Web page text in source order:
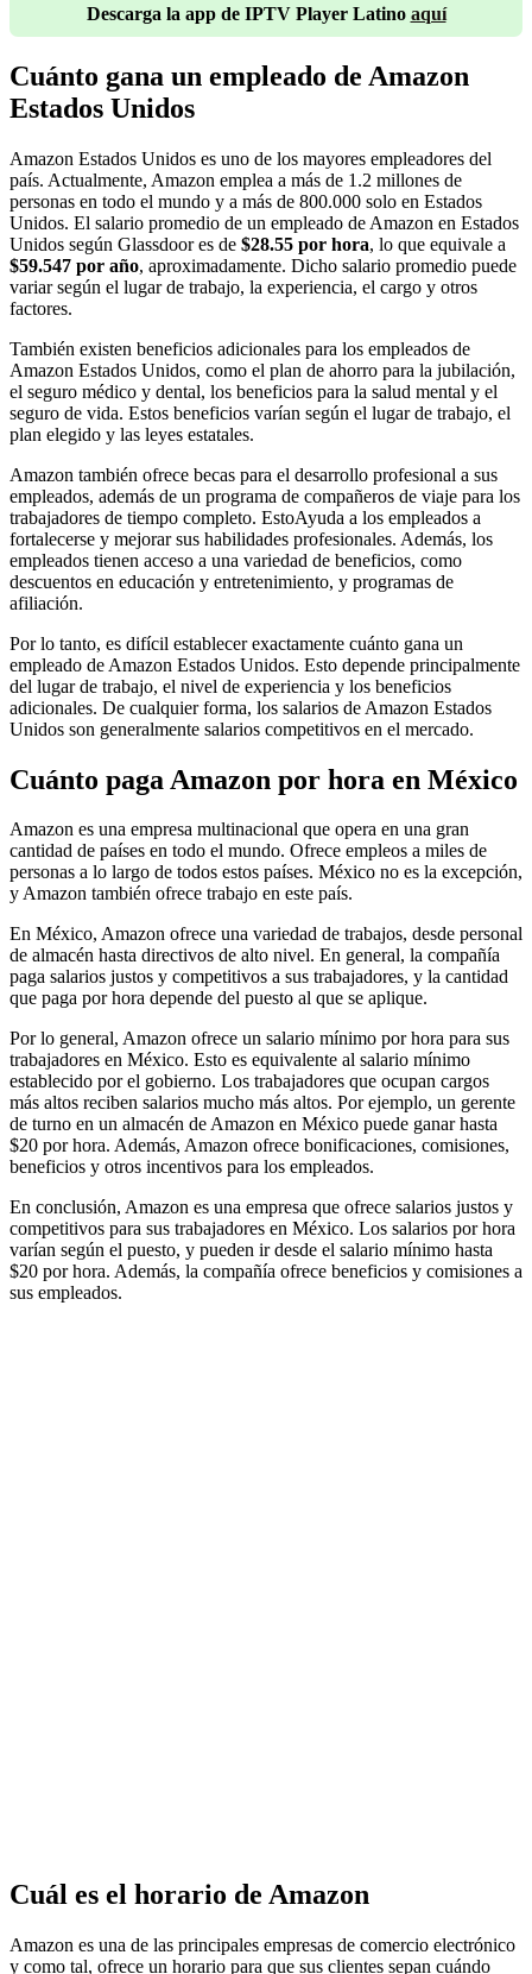
Descarga la app de IPTV Player Latino aquí
Cuánto gana un empleado de Amazon
Estados Unidos
Amazon Estados Unidos es uno de los mayores empleadores del
país. Actualmente, Amazon emplea a más de 1.2 millones de
personas en todo el mundo y a más de 800.000 solo en Estados
Unidos. El salario promedio de un empleado de Amazon en Estados
Unidos según Glassdoor es de $28.55 por hora, lo que equivale a
$59.547 por año, aproximadamente. Dicho salario promedio puede
variar según el lugar de trabajo, la experiencia, el cargo y otros
factores.
También existen beneficios adicionales para los empleados de
Amazon Estados Unidos, como el plan de ahorro para la jubilación,
el seguro médico y dental, los beneficios para la salud mental y el
seguro de vida. Estos beneficios varían según el lugar de trabajo, el
plan elegido y las leyes estatales.
Amazon también ofrece becas para el desarrollo profesional a sus
empleados, además de un programa de compañeros de viaje para los
trabajadores de tiempo completo. EstoAyuda a los empleados a
fortalecerse y mejorar sus habilidades profesionales. Además, los
empleados tienen acceso a una variedad de beneficios, como
descuentos en educación y entretenimiento, y programas de
afiliación.
Por lo tanto, es difícil establecer exactamente cuánto gana un
empleado de Amazon Estados Unidos. Esto depende principalmente
del lugar de trabajo, el nivel de experiencia y los beneficios
adicionales. De cualquier forma, los salarios de Amazon Estados
Unidos son generalmente salarios competitivos en el mercado.
Cuánto paga Amazon por hora en México
Amazon es una empresa multinacional que opera en una gran
cantidad de países en todo el mundo. Ofrece empleos a miles de
personas a lo largo de todos estos países. México no es la excepción,
y Amazon también ofrece trabajo en este país.
En México, Amazon ofrece una variedad de trabajos, desde personal
de almacén hasta directivos de alto nivel. En general, la compañía
paga salarios justos y competitivos a sus trabajadores, y la cantidad
que paga por hora depende del puesto al que se aplique.
Por lo general, Amazon ofrece un salario mínimo por hora para sus
trabajadores en México. Esto es equivalente al salario mínimo
establecido por el gobierno. Los trabajadores que ocupan cargos
más altos reciben salarios mucho más altos. Por ejemplo, un gerente
de turno en un almacén de Amazon en México puede ganar hasta
$20 por hora. Además, Amazon ofrece bonificaciones, comisiones,
beneficios y otros incentivos para los empleados.
En conclusión, Amazon es una empresa que ofrece salarios justos y
competitivos para sus trabajadores en México. Los salarios por hora
varían según el puesto, y pueden ir desde el salario mínimo hasta
$20 por hora. Además, la compañía ofrece beneficios y comisiones a
sus empleados.
Cuál es el horario de Amazon
Amazon es una de las principales empresas de comercio electrónico
y como tal, ofrece un horario para que sus clientes sepan cuándo